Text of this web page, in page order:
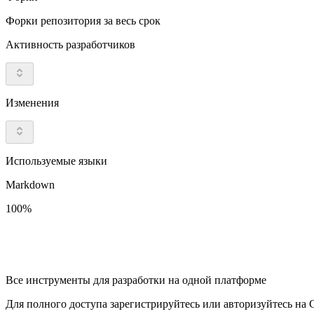
Форки репозитория за весь срок
Активность разработчиков
Изменения
Используемые языки
Markdown
100%
Все инструменты для разработки на одной платформе
Для полного доступа зарегистрируйтесь или авторизуйтесь на